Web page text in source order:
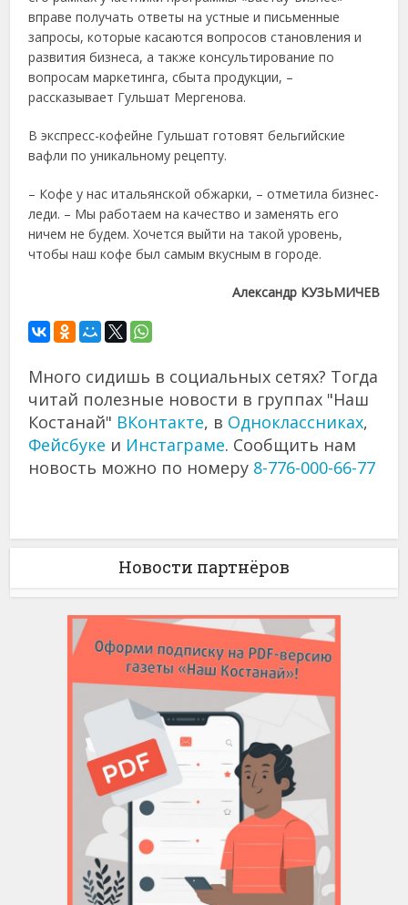
вправе получать ответы на устные и письменные
запросы, которые касаются вопросов становления и
развития бизнеса, а также консультирование по
вопросам маркетинга, сбыта продукции, –
рассказывает Гульшат Мергенова.
В экспресс-кофейне Гульшат готовят бельгийские
вафли по уникальному рецепту.
– Кофе у нас итальянской обжарки, – отметила бизнес-
леди. – Мы работаем на качество и заменять его
ничем не будем. Хочется выйти на такой уровень,
чтобы наш кофе был самым вкусным в городе.
Александр КУЗЬМИЧЕВ
Много сидишь в социальных сетях? Тогда
читай полезные новости в группах "Наш
Костанай" ВКонтакте, в Одноклассниках,
Фейсбуке и Инстаграме. Сообщить нам
новость можно по номеру 8-776-000-66-77
Новости партнёров